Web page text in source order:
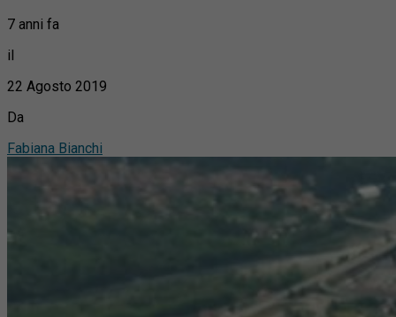
7 anni fa
il
22 Agosto 2019
Da
Fabiana Bianchi